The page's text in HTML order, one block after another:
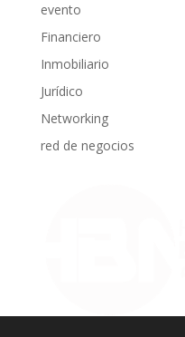
evento
Financiero
Inmobiliario
Jurídico
Networking
red de negocios